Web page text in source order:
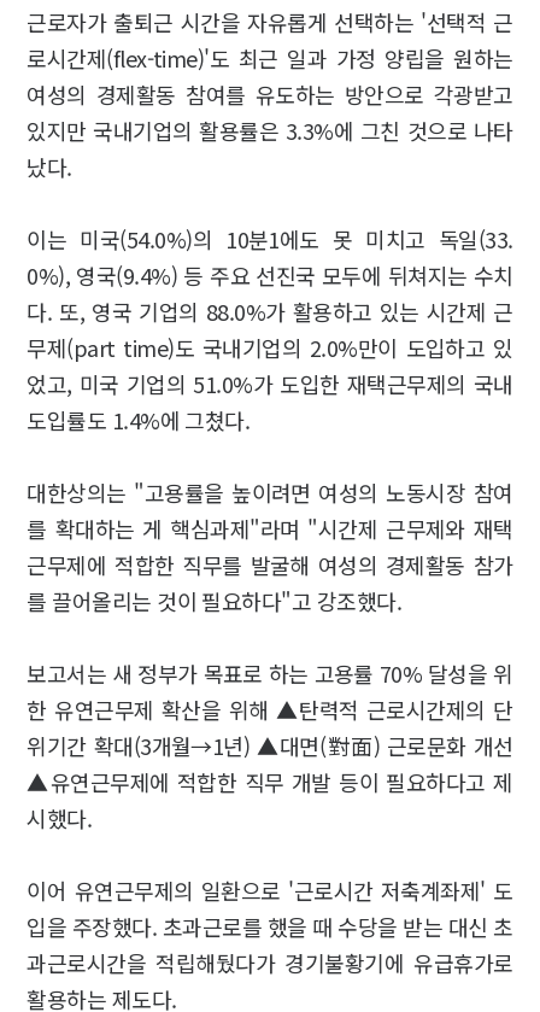
근로자가 출퇴근 시간을 자유롭게 선택하는 '선택적 근
로시간제(flex-time)'도 최근 일과 가정 양립을 원하는
여성의 경제활동 참여를 유도하는 방안으로 각광받고
있지만 국내기업의 활용률은 3.3%에 그친 것으로 나타
났다.
이는 미국(54.0%)의 10분1에도 못 미치고 독일(33.
0%), 영국(9.4%) 등 주요 선진국 모두에 뒤쳐지는 수치
다. 또, 영국 기업의 88.0%가 활용하고 있는 시간제 근
무제(part time)도 국내기업의 2.0%만이 도입하고 있
었고, 미국 기업의 51.0%가 도입한 재택근무제의 국내
도입률도 1.4%에 그쳤다.
대한상의는 "고용률을 높이려면 여성의 노동시장 참여
를 확대하는 게 핵심과제"라며 "시간제 근무제와 재택
근무제에 적합한 직무를 발굴해 여성의 경제활동 참가
를 끌어올리는 것이 필요하다"고 강조했다.
보고서는 새 정부가 목표로 하는 고용률 70% 달성을 위
한 유연근무제 확산을 위해 ▲탄력적 근로시간제의 단
위기간 확대(3개월→1년) ▲대면(對面) 근로문화 개선
▲유연근무제에 적합한 직무 개발 등이 필요하다고 제
시했다.
이어 유연근무제의 일환으로 '근로시간 저축계좌제' 도
입을 주장했다. 초과근로를 했을 때 수당을 받는 대신 초
과근로시간을 적립해뒀다가 경기불황기에 유급휴가로
활용하는 제도다.